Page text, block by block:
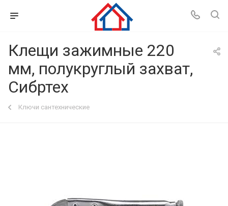
Клещи зажимные 220
мм, полукруглый захват,
Сибртех
Ключи сантехнические